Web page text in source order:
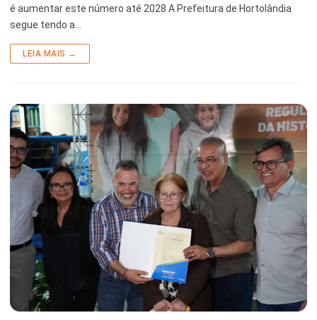
é aumentar este número até 2028 A Prefeitura de Hortolândia
segue tendo a…
LEIA MAIS →